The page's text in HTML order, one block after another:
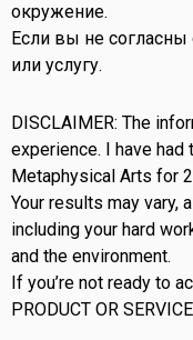
окружение.
Если вы не согласны
или услугу.
DISCLAIMER: The
experience. I have
Metaphysical Arts for
Your results may vary,
including your hard
and the environment.
If you’re not ready to
PRODUCT OR